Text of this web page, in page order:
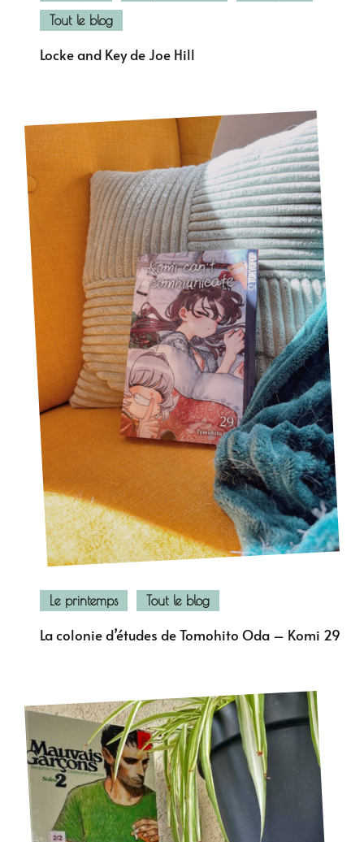
Tout le blog
Locke and Key de Joe Hill
Le printemps Tout le blog
La colonie d’études de Tomohito Oda – Komi 29